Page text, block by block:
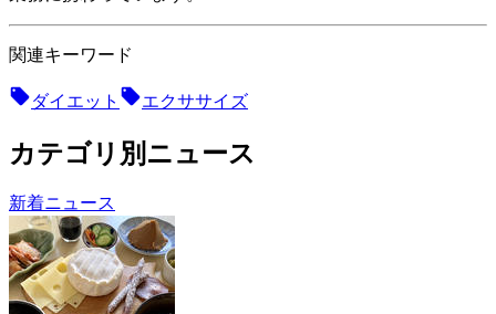
関連キーワード
ダイエット エクササイズ
カテゴリ別ニュース
新着ニュース